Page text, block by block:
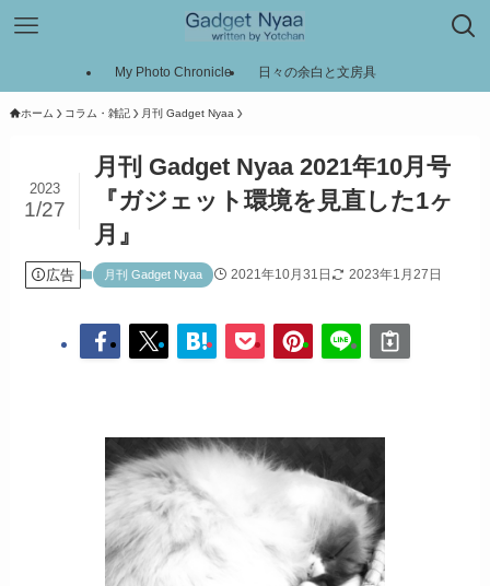
My Photo Chronicle 日々の余白と文房具
ホーム コラム・雑記 月刊 Gadget Nyaa
月刊 Gadget Nyaa 2021年10月号
『ガジェット環境を見直した1ヶ
月』
2023
1/27
広告 月刊 Gadget Nyaa 2021年10月31日 2023年1月27日